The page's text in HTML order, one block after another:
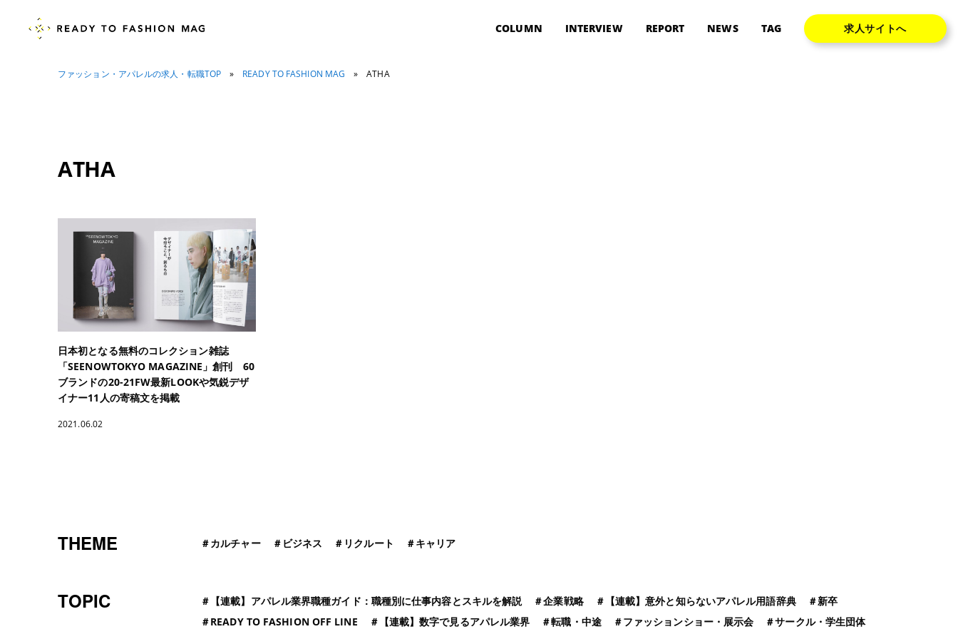
COLUMN INTERVIEW REPORT NEWS TAG 求人サイトへ
ファッション・アパレルの求人・転職TOP » READY TO FASHION MAG » ATHA
ATHA
日本初となる無料のコレクション雑誌
「SEENOWTOKYO MAGAZINE」創刊 60
ブランドの20-21FW最新LOOKや気鋭デザ
イナー11人の寄稿文を掲載
2021.06.02
THEME ＃カルチャー ＃ ビジネス ＃ リクルート ＃キャリア
TOPIC ＃ 【連載】アパレル業界職種ガイド：職種別に仕事内容とスキルを解説 ＃企業戦略 ＃ 【連載】意外と知らないアパレル用語辞典 ＃新卒
＃READY TO FASHION OFF LINE ＃ 【連載】数字で見るアパレル業界 ＃転職・中途 ＃ファッションショー・展示会 ＃サークル・学生団体